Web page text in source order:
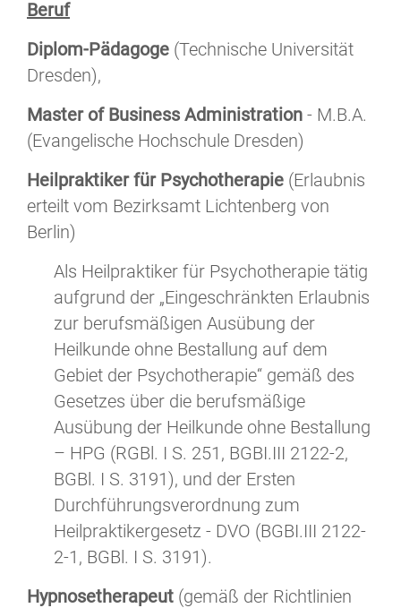
Beruf
Diplom-Pädagoge (Technische Universität
Dresden),
Master of Business Administration - M.B.A.
(Evangelische Hochschule Dresden)
Heilpraktiker für Psychotherapie (Erlaubnis
erteilt vom Bezirksamt Lichtenberg von
Berlin)
Als Heilpraktiker für Psychotherapie tätig
aufgrund der „Eingeschränkten Erlaubnis
zur berufsmäßigen Ausübung der
Heilkunde ohne Bestallung auf dem
Gebiet der Psychotherapie“ gemäß des
Gesetzes über die berufsmäßige
Ausübung der Heilkunde ohne Bestallung
– HPG (RGBl. I S. 251, BGBI.III 2122-2,
BGBl. I S. 3191), und der Ersten
Durchführungsverordnung zum
Heilpraktikergesetz - DVO (BGBI.III 2122-
2-1, BGBl. I S. 3191).
Hypnosetherapeut (gemäß der Richtlinien